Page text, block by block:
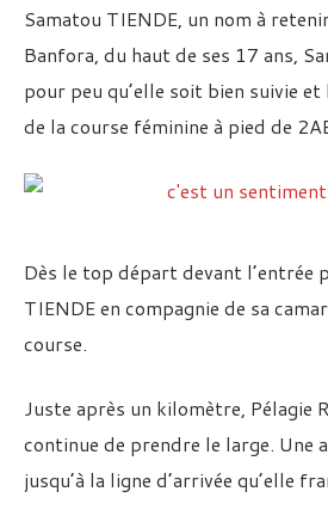
Samatou TIENDE, un nom à
Banfora, du haut de ses 17 ans,
pour peu qu’elle soit bien suivie
de la course féminine à pied de
Dès le top départ devant l’entrée
TIENDE en compagnie de sa
course.
Juste après un kilomètre, Pélagie
continue de prendre le large. Une
jusqu’à la ligne d’arrivée qu’elle